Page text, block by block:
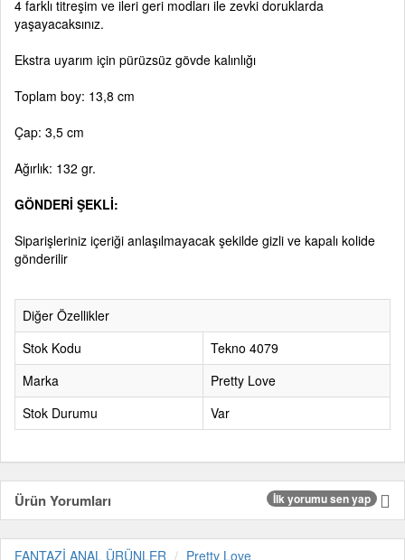
4 farklı titreşim ve ileri geri modları ile zevki doruklarda
yaşayacaksınız.
Ekstra uyarım için pürüzsüz gövde kalınlığı
Toplam boy: 13,8 cm
Çap: 3,5 cm
Ağırlık: 132 gr.
GÖNDERİ ŞEKLİ:
Siparişleriniz içeriği anlaşılmayacak şekilde gizli ve kapalı kolide
gönderilir
Diğer Özellikler
Stok Kodu
Tekno 4079
Marka
Pretty Love
Stok Durumu
Var
Ürün Yorumları İlk yorumu sen yap
FANTAZİ ANAL ÜRÜNLER Pretty Love